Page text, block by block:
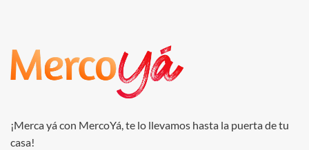
¡Merca yá con MercoYá, te lo llevamos hasta la puerta de tu
casa!